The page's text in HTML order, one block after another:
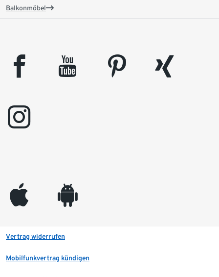
Balkonmöbel
facebook youtube pinterest
xing
instagram
appleinc android
Vertrag widerrufen
Mobilfunkvertrag kündigen